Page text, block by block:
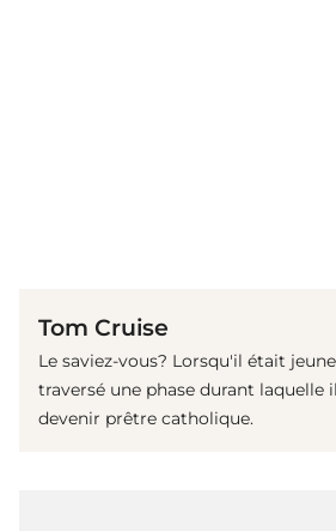
Tom Cruise
Le saviez-vous? Lorsqu'il était
traversé une phase durant laquelle
devenir prêtre catholique.